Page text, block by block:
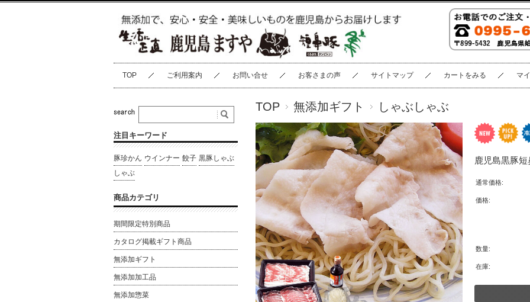
TOP ご利用案内 お問い合せ お客さまの声 サイトマップ カートをみる マ
TOP 無添加ギフト しゃぶしゃぶ
鹿児島黒豚
通常価格:
価格:
数量:
在庫:
注目キーワード
豚珍かん ウインナー 餃子 黒豚しゃぶ
しゃぶ
商品カテゴリ
期間限定特別商品
カタログ掲載ギフト商品
無添加ギフト
無添加加工品
無添加惣菜